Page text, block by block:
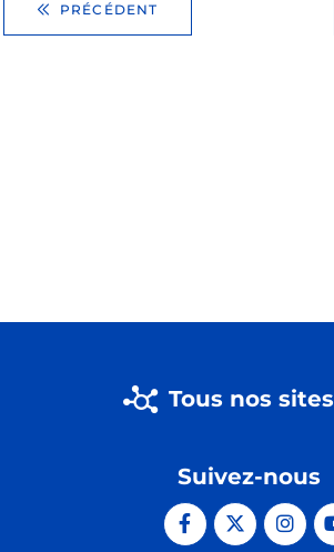
PRÉCÉDENT
Tous nos sites
Suivez-nous